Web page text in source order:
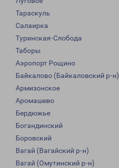
Тараскуль
Салаирка
Туринская-Слобода
Таборы
Аэропорт Рощино
Байкалово (Байкаловский р-н)
Армизонское
Аромашево
Бердюжье
Богандинский
Боровский
Вагай (Вагайский р-н)
Вагай (Омутинский р-н)